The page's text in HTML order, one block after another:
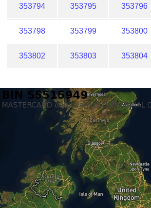
353794 353795 353796
353798 353799 353800
353802 353803 353804